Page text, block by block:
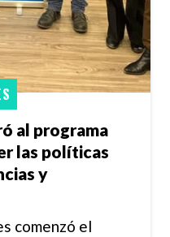
al programa
las políticas
y
comenzó el